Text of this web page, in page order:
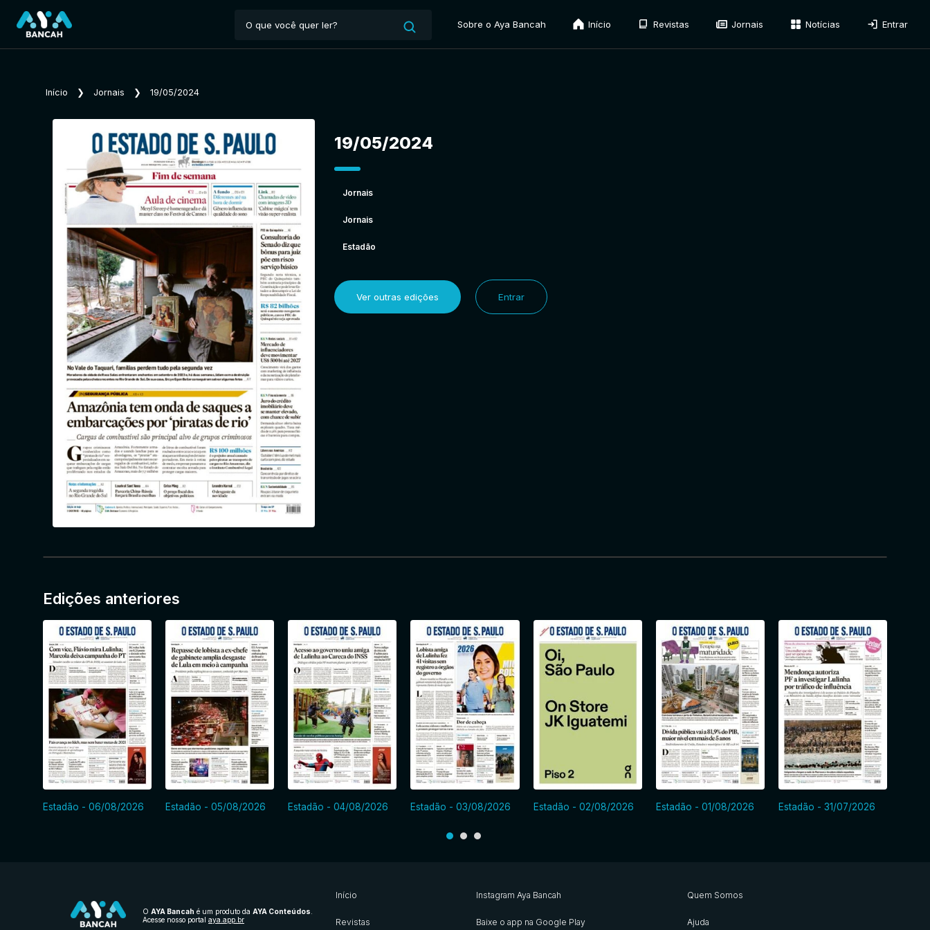
Sobre o Aya Bancah Início Revistas Jornais Notícias Entrar
Início ❯ Jornais ❯ 19/05/2024
19/05/2024
Jornais
Jornais
Estadão
Ver outras edições Entrar
Edições anteriores
Estadão - 06/08/2026 Estadão - 05/08/2026 Estadão - 04/08/2026 Estadão - 03/08/2026 Estadão - 02/08/2026 Estadão - 01/08/2026 Estadão - 31/07/2026
O AYA Bancah é um produto da AYA Conteúdos
Acesse nosso portal aya.app.br
Início
Revistas
Instagram Aya Bancah
Baixe o app na Google Play
Quem Somos
Ajuda